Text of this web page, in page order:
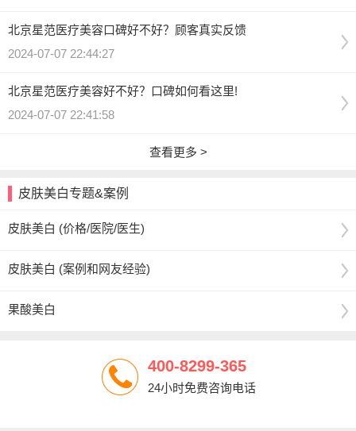
北京星范医疗美容口碑好不好？顾客真实反馈
2024-07-07 22:44:27
北京星范医疗美容好不好？口碑如何看这里!
2024-07-07 22:41:58
查看更多 >
皮肤美白专题&案例
皮肤美白 (价格/医院/医生)
皮肤美白 (案例和网友经验)
果酸美白
400-8299-365
24小时免费咨询电话